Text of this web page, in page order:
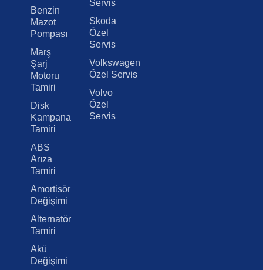
Benzin
Mazot
Pompası
Marş
Şarj
Motoru
Tamiri
Disk
Kampana
Tamiri
ABS
Arıza
Tamiri
Amortisör
Değişimi
Alternatör
Tamiri
Akü
Değişimi
Servis
Skoda
Özel
Servis
Volkswagen
Özel Servis
Volvo
Özel
Servis